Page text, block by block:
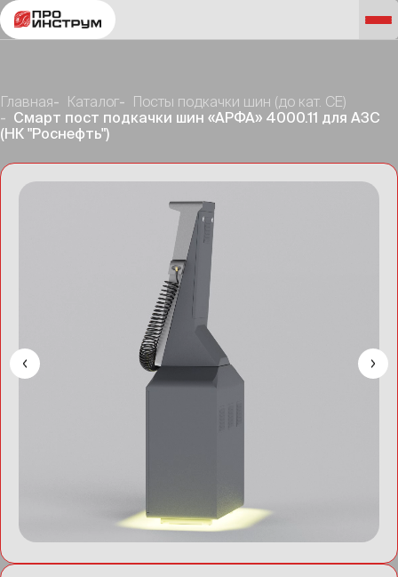
Главная Каталог
Посты подкачки шин (до кат. CE)
Смарт пост подкачки шин «АРФА» 4000.11 для АЗС
(НК "Роснефть")